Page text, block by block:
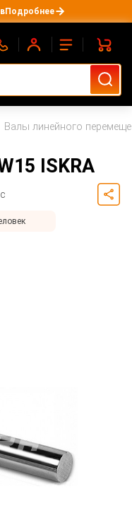
Подробнее
Валы линейного
ISKRA